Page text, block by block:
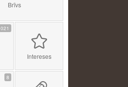
Brīvs
Intereses
8